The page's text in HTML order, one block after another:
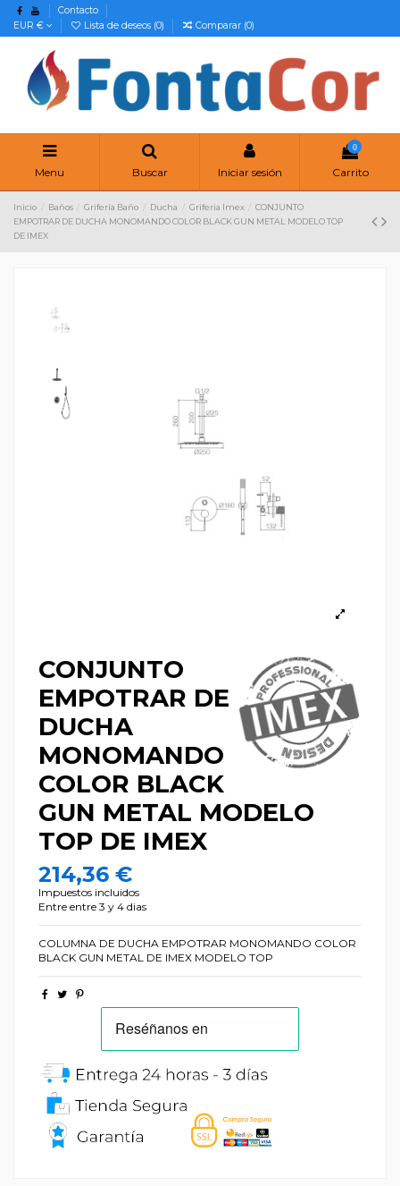
Contacto
EUR €
Lista de deseos (0) Comparar (0)
Menu Buscar Iniciar sesión
0
Carrito
Inicio Baños Grifería Baño Ducha Griferia Imex
CONJUNTO
EMPOTRAR DE DUCHA MONOMANDO COLOR BLACK GUN METAL MODELO TOP
DE IMEX
CONJUNTO
EMPOTRAR DE
DUCHA
MONOMANDO
COLOR BLACK
GUN METAL MODELO
TOP DE IMEX
214,36 €
Impuestos incluidos
Entre entre 3 y 4 dias
COLUMNA DE DUCHA EMPOTRAR MONOMANDO COLOR
BLACK GUN METAL DE IMEX MODELO TOP